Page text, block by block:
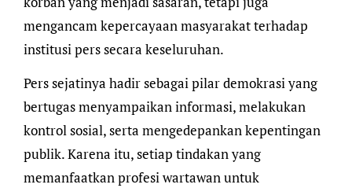
mengancam kepercayaan masyarakat terhadap
institusi pers secara keseluruhan.
Pers sejatinya hadir sebagai pilar demokrasi yang
bertugas menyampaikan informasi, melakukan
kontrol sosial, serta mengedepankan kepentingan
publik. Karena itu, setiap tindakan yang
memanfaatkan profesi wartawan untuk